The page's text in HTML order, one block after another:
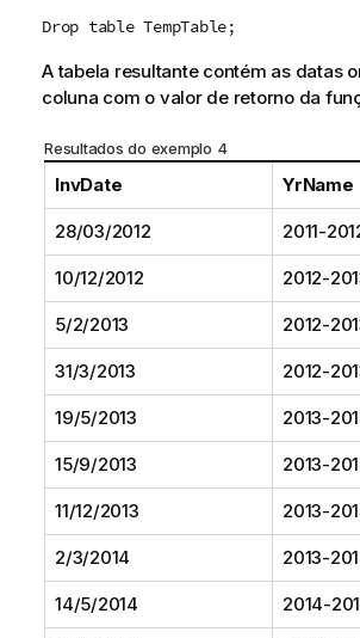
Drop table TempTable;
A tabela resultante contém as datas
coluna com o valor de retorno da
Resultados do exemplo 4
InvDate YrName
28/03/2012 2011-
10/12/2012 2012-
5/2/2013 2012-
31/3/2013 2012-
19/5/2013 2013-
15/9/2013 2013-
11/12/2013 2013-
2/3/2014 2013-
14/5/2014 2014-